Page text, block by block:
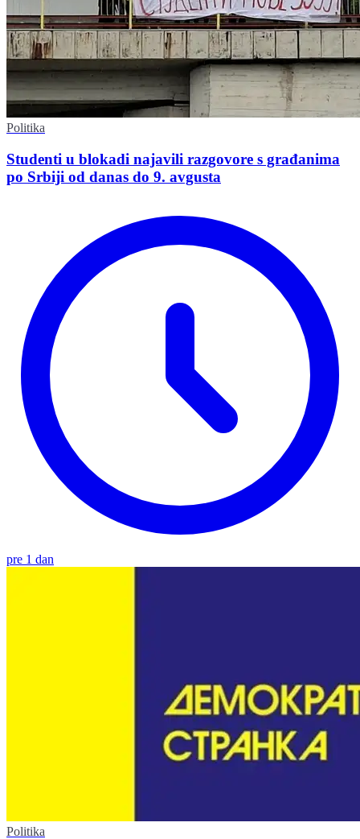
Politika
Studenti u blokadi najavili razgovore s građanima
po Srbiji od danas do 9. avgusta
pre 1 dan
Politika